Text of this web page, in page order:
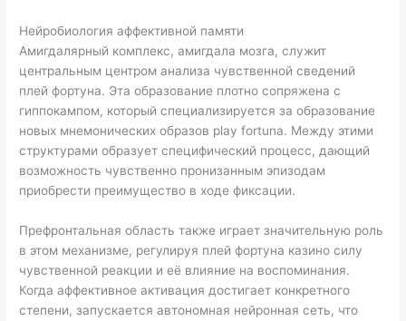
Нейробиология аффективной памяти
Амигдалярный комплекс, амигдала мозга, служит
центральным центром анализа чувственной сведений
плей фортуна. Эта образование плотно сопряжена с
гиппокампом, который специализируется за образование
новых мнемонических образов play fortuna. Между этими
структурами образует специфический процесс, дающий
возможность чувственно пронизанным эпизодам
приобрести преимущество в ходе фиксации.
Префронтальная область также играет значительную роль
в этом механизме, регулируя плей фортуна казино силу
чувственной реакции и её влияние на воспоминания.
Когда аффективное активация достигает конкретного
степени, запускается автономная нейронная сеть, что